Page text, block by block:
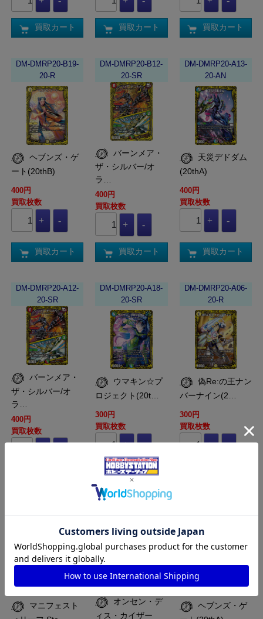
買取カート 買取カート 買取カート
DM-DMRP20-B19-
20-R
ート(20thB)
400円
買取枚数
買取カート
DM-DMRP20-B12-
20-SR
ザ・シルバー/オ
ラ…
400円
買取枚数
買取カート
DM-DMRP20-A13-
20-AN
(20thA)
400円
買取枚数
買取カート
DM-DMRP20-A12-
20-SR
ザ・シルバー/オ
ラ…
400円
買取枚数
DM-DMRP20-A18-
20-SR
ロジェクト(20t…
300円
買取枚数
買取カート
DM-DMRP20-A06-
20-R
バーナイン(2…
300円
買取枚数
ィス・カイザー